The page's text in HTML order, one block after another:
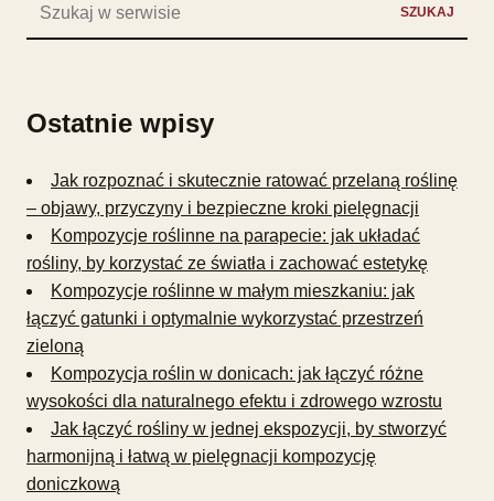
SZUKAJ
Ostatnie wpisy
Jak rozpoznać i skutecznie ratować przelaną roślinę
– objawy, przyczyny i bezpieczne kroki pielęgnacji
Kompozycje roślinne na parapecie: jak układać
rośliny, by korzystać ze światła i zachować estetykę
Kompozycje roślinne w małym mieszkaniu: jak
łączyć gatunki i optymalnie wykorzystać przestrzeń
zieloną
Kompozycja roślin w donicach: jak łączyć różne
wysokości dla naturalnego efektu i zdrowego wzrostu
Jak łączyć rośliny w jednej ekspozycji, by stworzyć
harmonijną i łatwą w pielęgnacji kompozycję
doniczkową